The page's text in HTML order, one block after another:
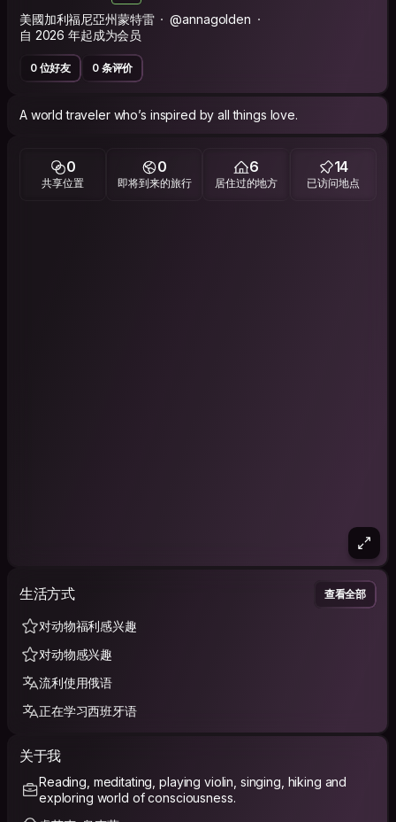
美國加利福尼亞州蒙特雷
@annagolden
自 2026 年起成为会员
0 位好友 0 条评价
A world traveler who’s inspired by all things love.
0
共享位置
0
即将到来的旅行
6
居住过的地方
14
已访问地点
生活方式 查看全部
对动物福利感兴趣
对动物感兴趣
流利使用俄语
正在学习西班牙语
关于我
Reading, meditating, playing violin, singing, hiking and
exploring world of consciousness.